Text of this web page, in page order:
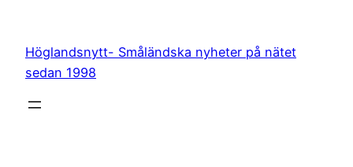
innehåll
Höglandsnytt- Småländska nyheter på nätet
sedan 1998